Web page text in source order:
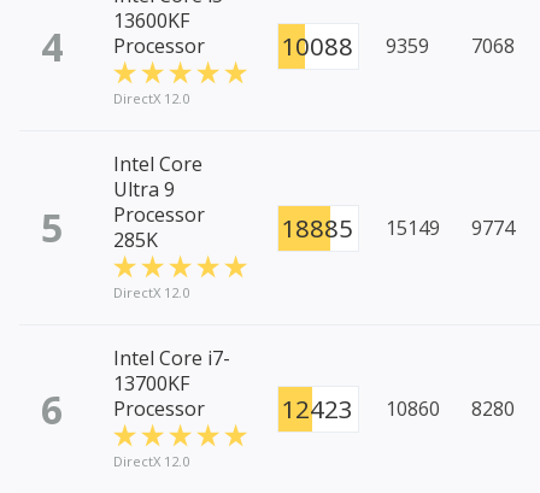
4
13600KF
Processor
DirectX 12.0
10088 9359 7068
5
Intel Core
Ultra 9
Processor
285K
DirectX 12.0
18885 15149 9774
6
Intel Core i7-
13700KF
Processor
DirectX 12.0
12423 10860 8280